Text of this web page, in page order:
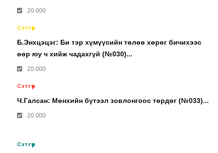
20.000
Сэтгүүл
Б.Энхцэцэг: Би тэр хүмүүсийн төлөө хөрөг бичихээс
өөр юу ч хийж чадахгүй (№030)...
20.000
Сэтгүүл
Ч.Галсан: Мөнхийн бүтээл зовлонгоос төрдөг (№033)...
20.000
Сэтгүүл